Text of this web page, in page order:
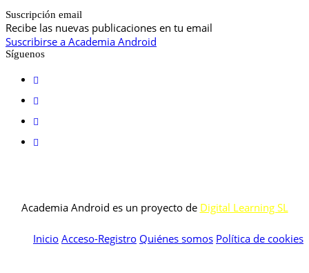
Suscripción email
Recibe las nuevas publicaciones en tu email
Suscribirse a Academia Android
Síguenos
Academia Android es un proyecto de Digital Learning SL
Inicio Acceso-Registro Quiénes somos Política de cookies